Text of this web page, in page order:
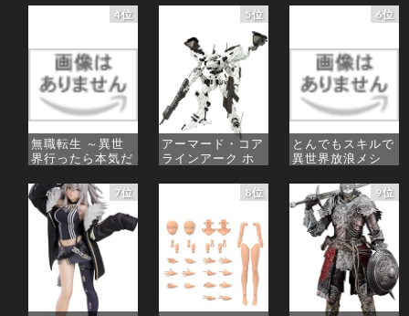
価格：¥99
wall figure 1/7ス
ケール プラスチ
ック製 塗装済み
完成品フィギュア
価格：¥13,756
ティーストライク
フリーダムガンダ
ル 色分け済みプ
ラモデル
価格：¥4,800
4位
無職転生 ～異世
界行ったら本気だ
ックス フラッパ
ーシリーズ)
価格：¥748
5位
アーマード・コア
ラインアーク ホ
全高約160mm
1/72スケール プ
ラモデル
価格：¥7,367
6位
とんでもスキルで
異世界放浪メシ
クス)
価格：¥726
7位 8位 9位